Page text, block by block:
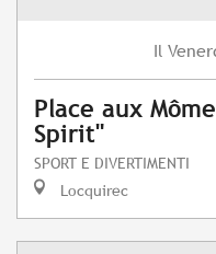
Il
Place aux
Spirit"
SPORT E DIVERTIMENTI
Locquirec